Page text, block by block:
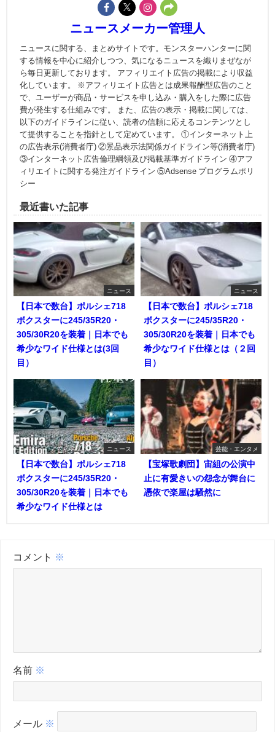
ニュースメーカー管理人
ニュースに関する、まとめサイトです。モンスターハンターに関
する情報を中心に紹介しつつ、気になるニュースを織りまぜなが
ら毎日更新しております。 アフィリエイト広告の掲載により収益
化しています。 ※アフィリエイト広告とは成果報酬型広告のこと
で、ユーザーが商品・サービスを申し込み・購入をした際に広告
費が発生する仕組みです。 また、広告の表示・掲載に関しては、
以下のガイドラインに従い、読者の信頼に応えるコンテンツとし
て提供することを指針として定めています。 ①インターネット上
の広告表示(消費者庁) ②景品表示法関係ガイドライン等(消費者庁)
③インターネット広告倫理綱領及び掲載基準ガイドライン ④アフ
ィリエイトに関する発注ガイドライン ⑤Adsense プログラムポリ
シー
最近書いた記事
ニュース
【日本で数台】ポルシェ718
ボクスターに245/35R20・
305/30R20を装着｜日本でも
希少なワイド仕様とは(3回
目）
ニュース
【日本で数台】ポルシェ718
ボクスターに245/35R20・
305/30R20を装着｜日本でも
希少なワイド仕様とは（２回
目）
ニュース
【日本で数台】ポルシェ718
ボクスターに245/35R20・
305/30R20を装着｜日本でも
希少なワイド仕様とは
芸能・エンタメ
【宝塚歌劇団】宙組の公演中
止に有愛きいの怨念が舞台に
憑依で楽屋は騒然に
コメント ※
名前 ※
メール ※